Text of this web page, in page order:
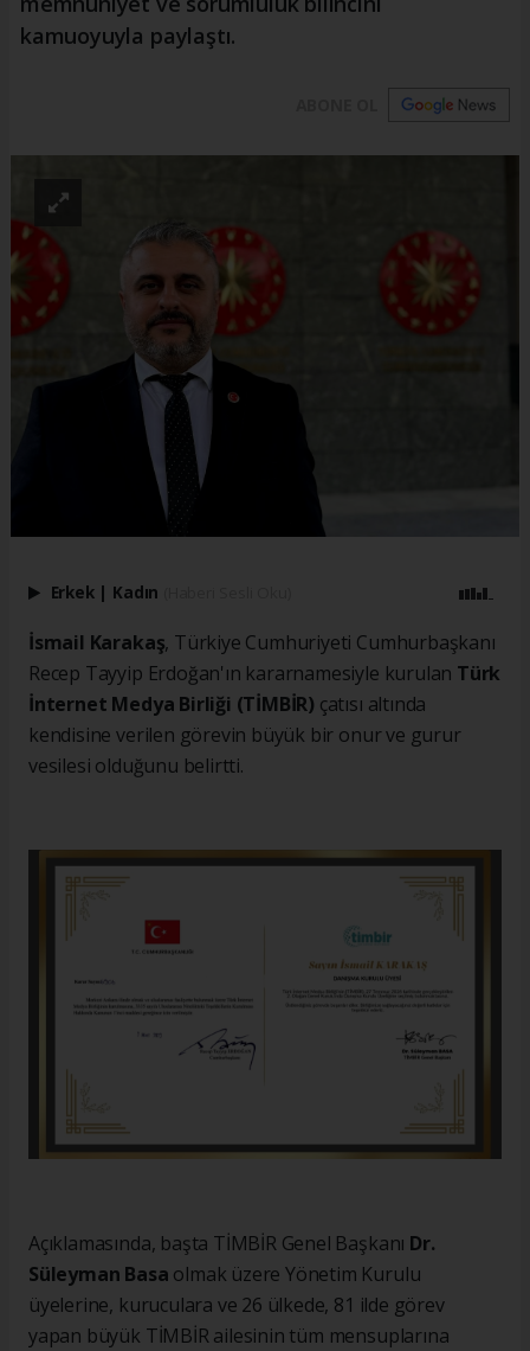
kamuoyuyla paylaştı.
Erkek | Kadın
İsmail Karakaş, Türkiye Cumhuriyeti Cumhurbaşkanı
Recep Tayyip Erdoğan'ın kararnamesiyle kurulan Türk
İnternet Medya Birliği (TİMBİR) çatısı altında
kendisine verilen görevin büyük bir onur ve gurur
vesilesi olduğunu belirtti.
Açıklamasında, başta TİMBİR Genel Başkanı Dr.
Süleyman Basa olmak üzere Yönetim Kurulu
üyelerine, kuruculara ve 26 ülkede, 81 ilde görev
yapan büyük TİMBİR ailesinin tüm mensuplarına